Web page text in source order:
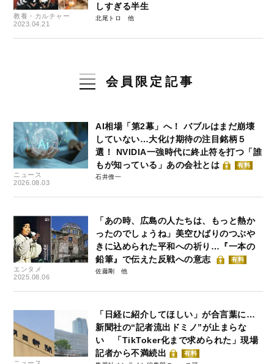
教養・カルチャー
2023.04.21
しすぎる半生
北尾トロ
会員限定記事
ニュース
2026.08.03
AI相場「第2幕」へ！ バブルはまだ崩壊
していない…大化け期待の注目銘柄５
選！ NVIDIA一強時代に終止符を打つ「誰
もが知っている」あの会社とは
有料
石井僚一
エンタメ
2025.08.06
「あの時、広島の人たちは、もっと熱か
ったのでしょうね」美空ひばりのつぶや
きに込められた平和への祈り…『一本の
鉛筆』で伝えた反戦への意志
有料
佐藤剛
「日経に紹介してほしい」が合言葉に…
新聞社の“記者流出ドミノ”が止まらな
い 「TikToker化まで求められた」現場
記者から不満続出
有料